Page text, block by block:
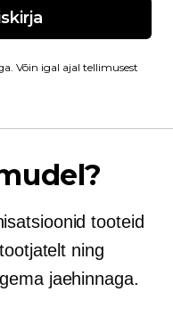
Võin igal ajal tellimusest
tooteid
ning
jaehinnaga.